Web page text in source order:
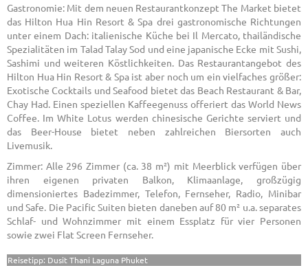
Gastronomie: Mit dem neuen Restaurantkonzept The Market bietet
das Hilton Hua Hin Resort & Spa drei gastronomische Richtungen
unter einem Dach: italienische Küche bei Il Mercato, thailändische
Spezialitäten im Talad Talay Sod und eine japanische Ecke mit Sushi,
Sashimi und weiteren Köstlichkeiten. Das Restaurantangebot des
Hilton Hua Hin Resort & Spa ist aber noch um ein vielfaches größer:
Exotische Cocktails und Seafood bietet das Beach Restaurant & Bar,
Chay Had. Einen speziellen Kaffeegenuss offeriert das World News
Coffee. Im White Lotus werden chinesische Gerichte serviert und
das Beer-House bietet neben zahlreichen Biersorten auch
Livemusik.
Zimmer: Alle 296 Zimmer (ca. 38 m²) mit Meerblick verfügen über
ihren eigenen privaten Balkon, Klimaanlage, großzügig
dimensioniertes Badezimmer, Telefon, Fernseher, Radio, Minibar
und Safe. Die Pacific Suiten bieten daneben auf 80 m² u.a. separates
Schlaf- und Wohnzimmer mit einem Essplatz für vier Personen
sowie zwei Flat Screen Fernseher.
Reisetipp: Dusit Thani Laguna Phuket